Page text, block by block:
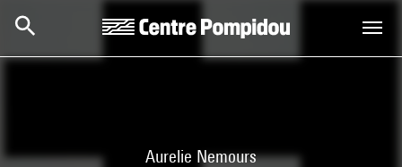
Aurelie Nemours